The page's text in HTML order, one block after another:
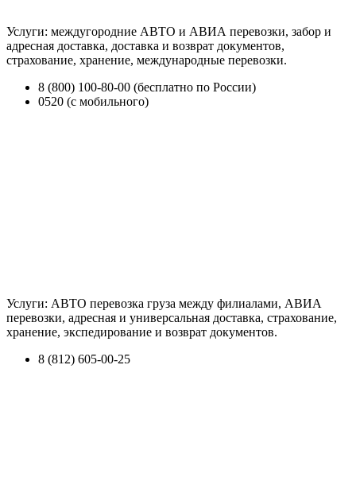
Услуги: междугородние АВТО и АВИА перевозки, забор и
адресная доставка, доставка и возврат документов,
страхование, хранение, международные перевозки.
8 (800) 100-80-00 (бесплатно по России)
0520 (с мобильного)
Услуги: АВТО перевозка груза между филиалами, АВИА
перевозки, адресная и универсальная доставка, страхование,
хранение, экспедирование и возврат документов.
8 (812) 605-00-25